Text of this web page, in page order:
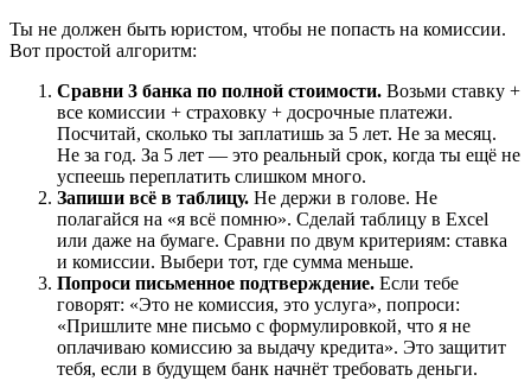
Ты не должен быть юристом, чтобы не попасть на комиссии.
Вот простой алгоритм:
Сравни 3 банка по полной стоимости. Возьми ставку +
все комиссии + страховку + досрочные платежи.
Посчитай, сколько ты заплатишь за 5 лет. Не за месяц.
Не за год. За 5 лет — это реальный срок, когда ты ещё не
успеешь переплатить слишком много.
Запиши всё в таблицу. Не держи в голове. Не
полагайся на «я всё помню». Сделай таблицу в Excel
или даже на бумаге. Сравни по двум критериям: ставка
и комиссии. Выбери тот, где сумма меньше.
Попроси письменное подтверждение. Если тебе
говорят: «Это не комиссия, это услуга», попроси:
«Пришлите мне письмо с формулировкой, что я не
оплачиваю комиссию за выдачу кредита». Это защитит
тебя, если в будущем банк начнёт требовать деньги.